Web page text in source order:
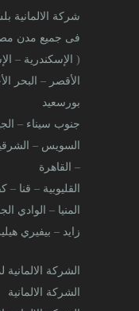
شركة
فى جميع مدن
( الإسكندرية –
الأقصر – البحر
بورسعيد
جنوب سيناء –
السويس –
–
القاهرة
القليوبية – قنا –
المنيا – الوادي
زايد – بيفيري
الشركة
الشركة الالمانية